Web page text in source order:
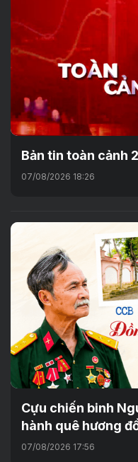
Bản tin toàn cảnh
07/08/2026 18:26
Cựu chiến binh
hành quê hương
07/08/2026 17:56